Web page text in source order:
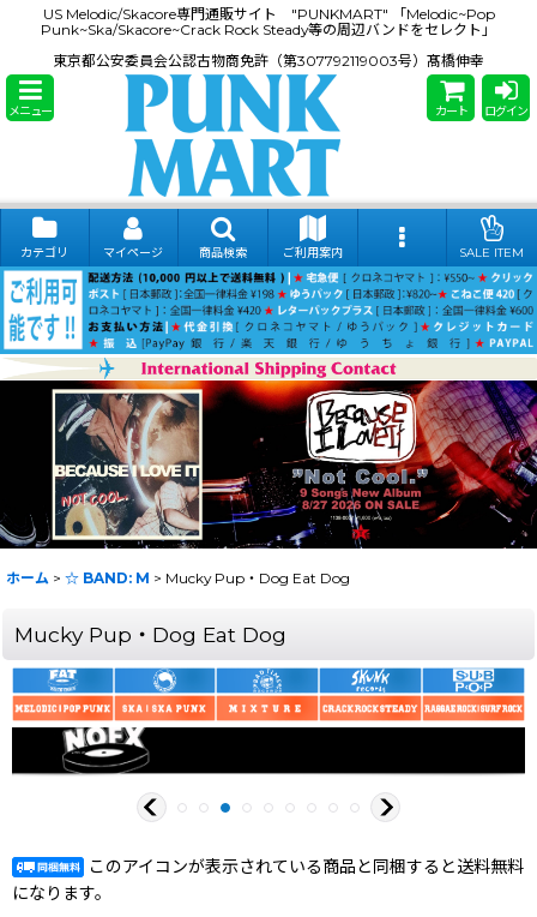
US Melodic/Skacore専門通販サイト "PUNKMART" 「Melodic~Pop
Punk~Ska/Skacore~Crack Rock Steady等の周辺バンドをセレクト」
東京都公安委員会公認古物商免許（第307792119003号）髙橋伸幸
メニュー カート ログイン
カテゴリ マイページ 商品検索 ご利用案内 SALE ITEM
ホーム > ☆ BAND: M > Mucky Pup・Dog Eat Dog
Mucky Pup・Dog Eat Dog
このアイコンが表示されている商品と同梱すると送料無料
になります。